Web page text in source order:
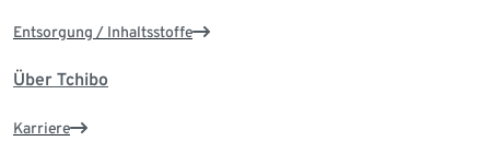
Entsorgung / Inhaltsstoffe
Über Tchibo
Karriere